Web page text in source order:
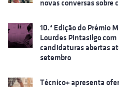
novas conversas sobre
10.ª Edição do Prémio
Lourdes Pintasilgo com
candidaturas abertas
setembro
Técnico+ apresenta